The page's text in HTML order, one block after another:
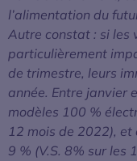
l’alimentation du
Autre constat : si les
particulièrement
de trimestre, leurs
année. Entre janvier
modèles 100 %
12 mois de 2022),
9 % (V.S. 8% sur les